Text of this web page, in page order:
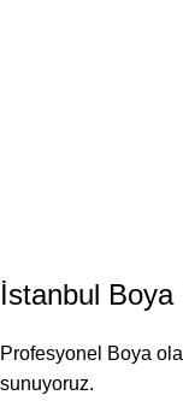
İstanbul Boya
Profesyonel Boya
sunuyoruz.